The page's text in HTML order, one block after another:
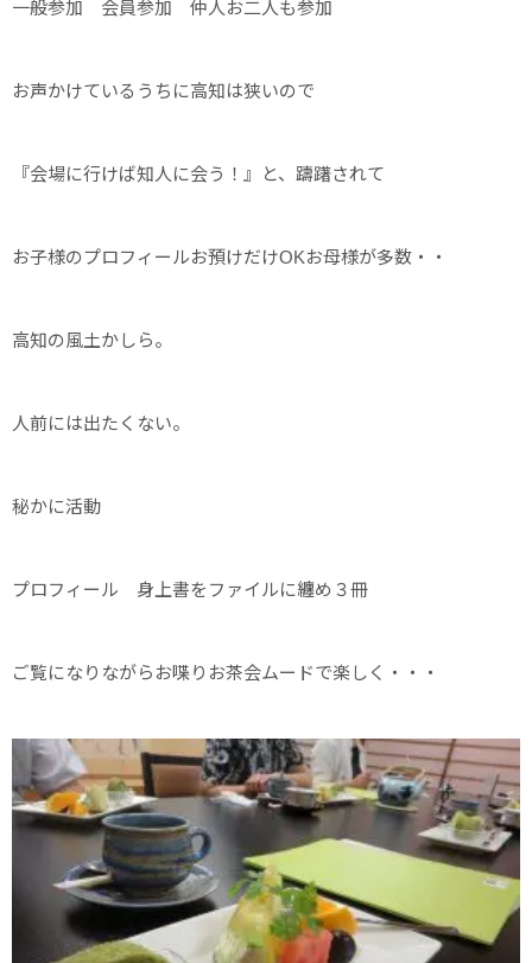
一般参加 会員参加 仲人お二人も参加
お声かけているうちに高知は狭いので
『会場に行けば知人に会う！』と、躊躇されて
お子様のプロフィールお預けだけOKお母様が多数・・
高知の風土かしら。
人前には出たくない。
秘かに活動
プロフィール 身上書をファイルに纏め３冊
ご覧になりながらお喋りお茶会ムードで楽しく・・・